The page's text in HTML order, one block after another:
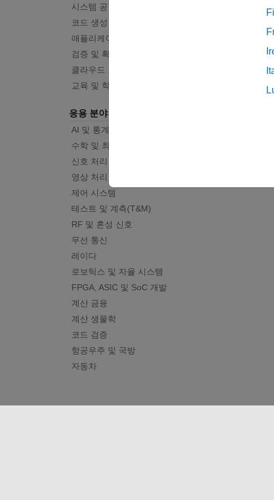
시스템 공학
코드 생성
애플리케이션 배포
검증 및 확인(V&V), 테스트
클라우드 기능
교육 및 학습
응용 분야
AI 및 통계학
수학 및 최적화
신호 처리
영상 처리 및 컴퓨터 비전
제어 시스템
테스트 및 계측(T&M)
RF 및 혼성 신호
무선 통신
레이다
로보틱스 및 자율 시스템
FPGA, ASIC 및 SoC 개발
계산 금융
계산 생물학
코드 검증
항공우주 및 국방
자동차